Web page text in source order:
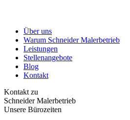
Über uns
Warum Schneider Malerbetrieb
Leistungen
Stellenangebote
Blog
Kontakt
Kontakt zu
Schneider Malerbetrieb
Unsere Bürozeiten